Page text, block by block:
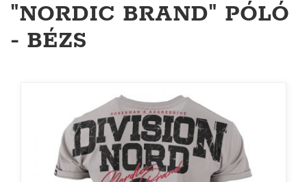
"NORDIC BRAND" PÓLÓ
- BÉZS